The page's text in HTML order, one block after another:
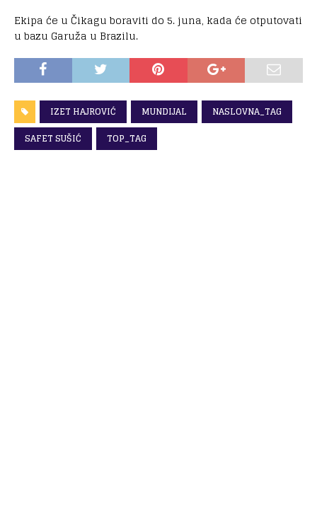
Ekipa će u Čikagu boraviti do 5. juna, kada će otputovati
u bazu Garuža u Brazilu.
IZET HAJROVIĆ MUNDIJAL
NASLOVNA_TAG
SAFET SUŠIĆ
TOP_TAG